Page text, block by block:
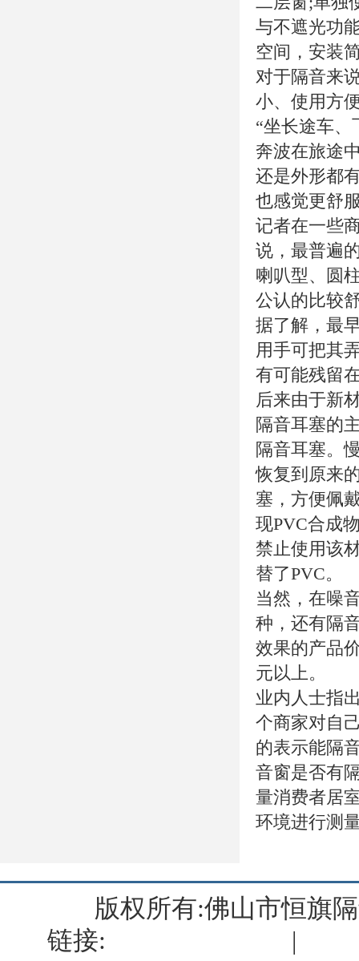
与不遮光功
空间，安装
对于隔音来
小、使用方
“坐长途车
奔波在旅途
还是外形都
也感觉更舒
记者在一些
说，最普遍
喇叭型、圆
公认的比较
据了解，最
用手可把其
有可能残留
后来由于新
隔音耳塞的
隔音耳塞。
恢复到原来
塞，方便佩
现PVC合成
禁止使用该
替了PVC。
当然，在噪
种，还有隔
效果的产品
元以上。
业内人士指
个商家对自
的表示能隔
音窗是否有
量消费者居
环境进行测
版权所有:佛山市恒旗
链接:
|